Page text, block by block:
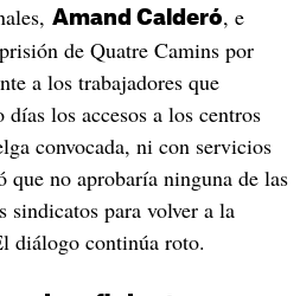
Amand Calderó, e
de Quatre Camins por
a los trabajadores que
los accesos a los centros
convocada, ni con servicios
que no aprobaría ninguna de las
sindicatos para volver a la
diálogo continúa roto.